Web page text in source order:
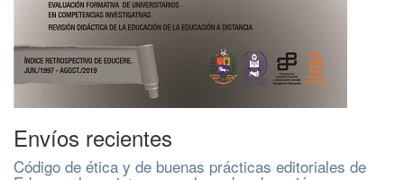
Envíos recientes
Código de ética y de buenas prácticas editoriales de